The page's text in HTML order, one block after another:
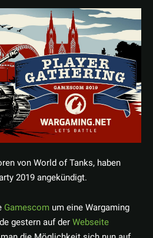
von World of Tanks, haben
2019 angekündigt.
Gamescom um eine Wargaming
gestern auf derWebseite